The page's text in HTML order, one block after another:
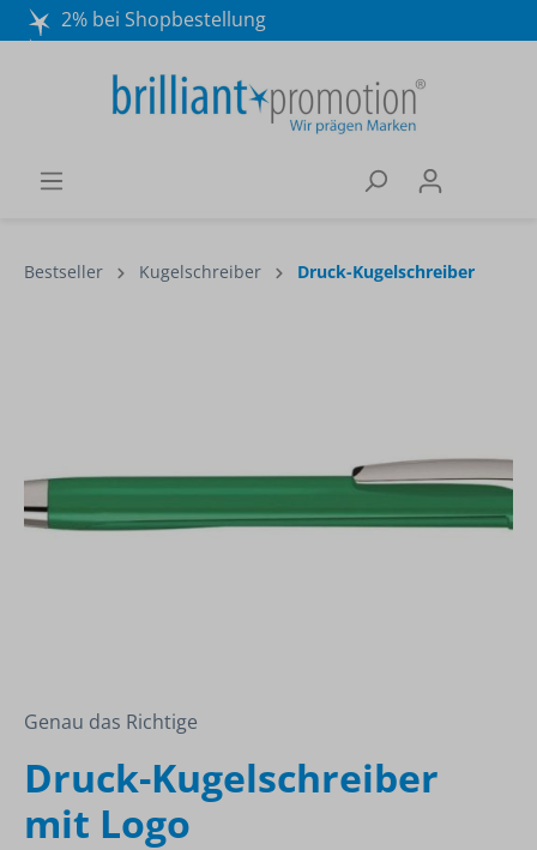
2% bei Shopbestellung
Wir beraten Sie gerne:
040 / 570 18 25 70
Bestseller Kugelschreiber Druck-Kugelschreiber
Genau das Richtige
Druck-Kugelschreiber
mit Logo